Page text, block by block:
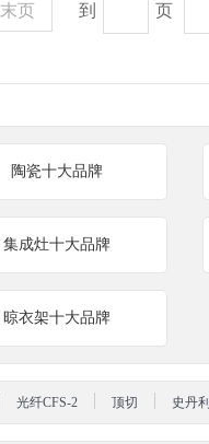
末页 到 页
陶瓷十大品牌
集成灶十大品牌
晾衣架十大品牌
光纤CFS-2 顶切 史丹利